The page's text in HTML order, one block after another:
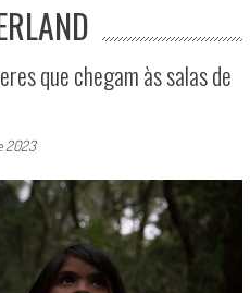
que chegam às salas de
2023